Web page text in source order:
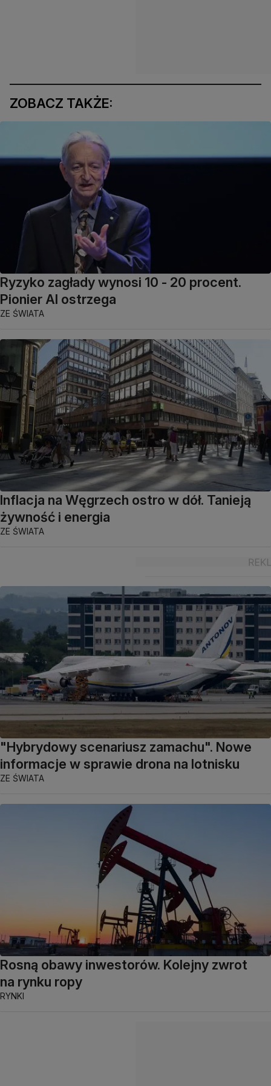
ZOBACZ TAKŻE:
Ryzyko zagłady wynosi 10 - 20 procent.
Pionier AI ostrzega
ZE ŚWIATA
Inflacja na Węgrzech ostro w dół. Tanieją
żywność i energia
ZE ŚWIATA
"Hybrydowy scenariusz zamachu". Nowe
informacje w sprawie drona na lotnisku
ZE ŚWIATA
Rosną obawy inwestorów. Kolejny zwrot
na rynku ropy
RYNKI